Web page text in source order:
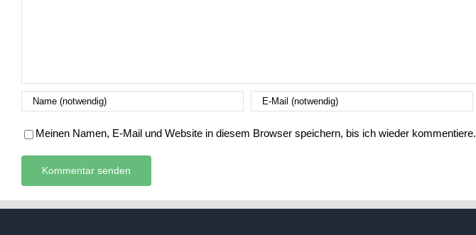
Meinen Namen, E-Mail und Website in diesem Browser speichern, bis ich wieder kommentiere.